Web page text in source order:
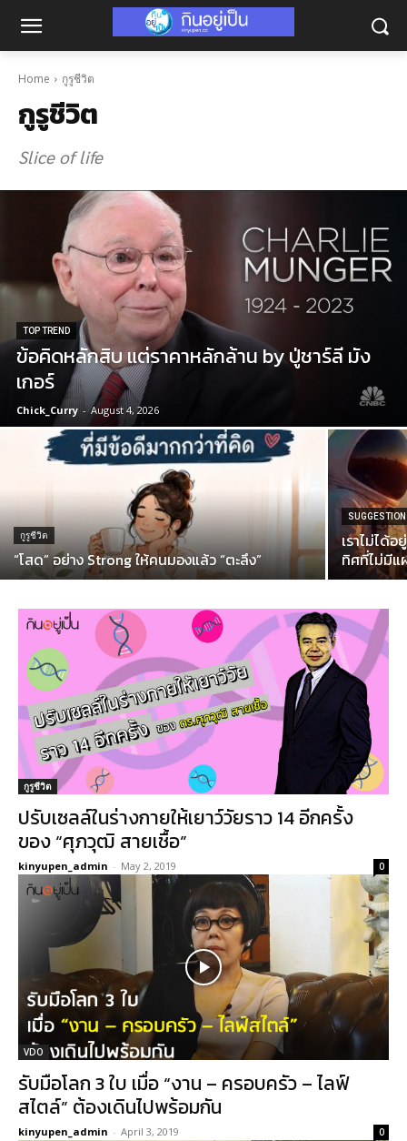
Home กูรูชีวิต
กูรูชีวิต
Slice of life
TOP TREND
ข้อคิดหลักสิบ แต่ราคาหลักล้าน by ปู่ชาร์ลี มัง
เกอร์
Chick_Curry - August 4, 2026
กูรูชีวิต
“โสด” อย่าง Strong ให้คนมองแล้ว “ตะลึง”
เราไม่ได้
ทิศที่ไม่มี
กูรูชีวิต
ปรับเซลล์ในร่างกายให้เยาว์วัยราว 14 อีกครั้ง
ของ “ศุภวุฒิ สายเชื้อ”
kinyupen_admin - May 2, 2019 0
VDO
รับมือโลก 3 ใบ เมื่อ “งาน – ครอบครัว – ไลฟ์
สไตล์” ต้องเดินไปพร้อมกัน
kinyupen_admin - April 3, 2019 0